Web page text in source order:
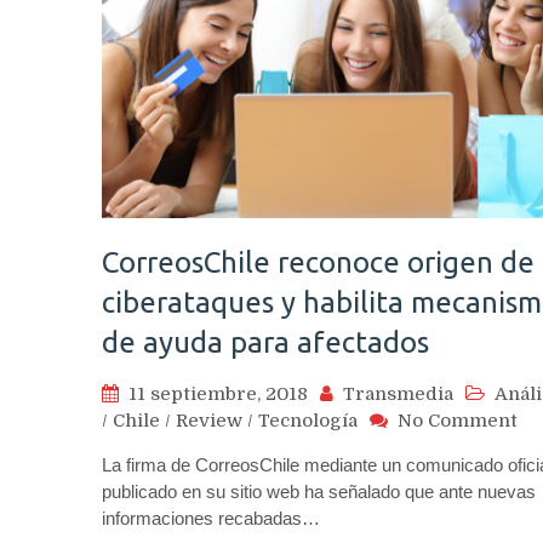
CorreosChile reconoce origen de
ciberataques y habilita
de ayuda para afectados
11 septiembre, 2018 Transmedia
/ Chile / Review / Tecnología No Commenton
La firma de CorreosChile mediante un comunicado
publicado en su sitio web ha señalado que ante nuevas
informaciones recabadas…